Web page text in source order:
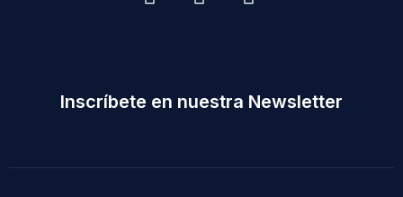
Inscríbete en nuestra Newsletter